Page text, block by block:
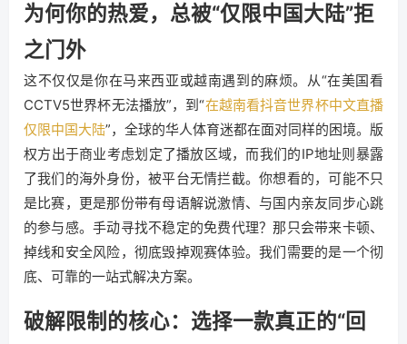
为何你的热爱，总被“仅限中国大陆”拒
之门外
这不仅仅是你在马来西亚或越南遇到的麻烦。从“在美国看
CCTV5世界杯无法播放”，到“在越南看抖音世界杯中文直播
仅限中国大陆”，全球的华人体育迷都在面对同样的困境。版
权方出于商业考虑划定了播放区域，而我们的IP地址则暴露
了我们的海外身份，被平台无情拦截。你想看的，可能不只
是比赛，更是那份带有母语解说激情、与国内亲友同步心跳
的参与感。手动寻找不稳定的免费代理？那只会带来卡顿、
掉线和安全风险，彻底毁掉观赛体验。我们需要的是一个彻
底、可靠的一站式解决方案。
破解限制的核心：选择一款真正的“回